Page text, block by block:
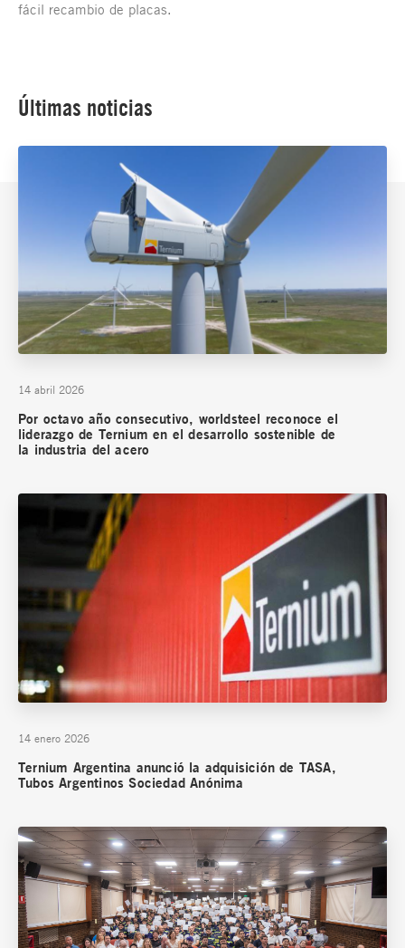
fácil recambio de placas.
Últimas noticias
14 abril 2026
Por octavo año consecutivo, worldsteel reconoce el
liderazgo de Ternium en el desarrollo sostenible de
la industria del acero
14 enero 2026
Ternium Argentina anunció la adquisición de TASA,
Tubos Argentinos Sociedad Anónima